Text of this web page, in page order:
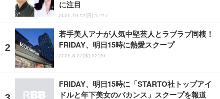
に注目
2025.10.12(日) 17:47
若手美人アナが人気中堅芸人とラブラブ同棲！
FRIDAY、明日15時に熱愛スクープ
2025.8.27(水) 22:20
FRIDAY、明日15時に「STARTO社トップアイ
ドルと年下美女のバカンス」スクープを報道